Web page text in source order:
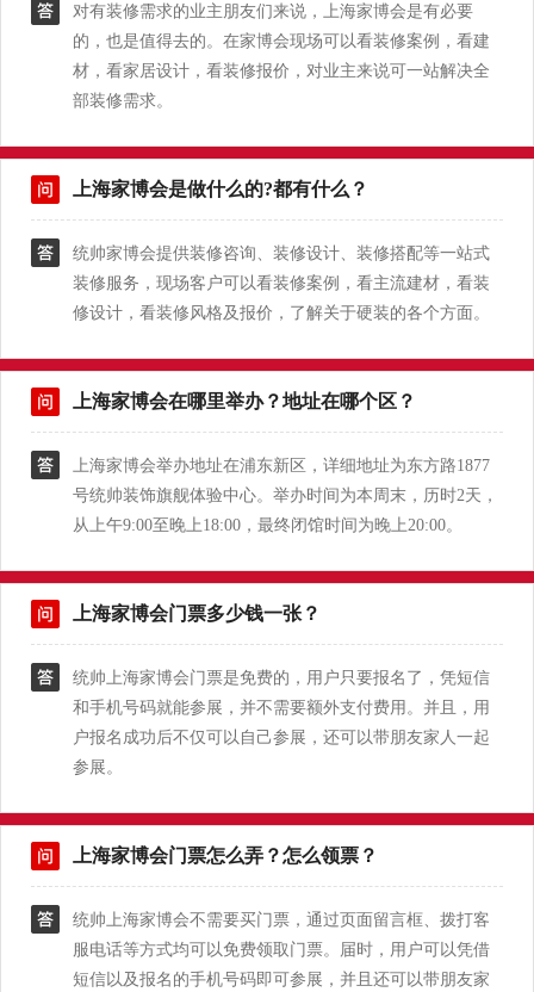
对有装修需求的业主朋友们来说，上海家博会是有必要
的，也是值得去的。在家博会现场可以看装修案例，看建
材，看家居设计，看装修报价，对业主来说可一站解决全
部装修需求。
上海家博会是做什么的?都有什么？
统帅家博会提供装修咨询、装修设计、装修搭配等一站式
装修服务，现场客户可以看装修案例，看主流建材，看装
修设计，看装修风格及报价，了解关于硬装的各个方面。
上海家博会在哪里举办？地址在哪个区？
上海家博会举办地址在浦东新区，详细地址为东方路1877
号统帅装饰旗舰体验中心。举办时间为本周末，历时2天，
从上午9:00至晚上18:00，最终闭馆时间为晚上20:00。
上海家博会门票多少钱一张？
统帅上海家博会门票是免费的，用户只要报名了，凭短信
和手机号码就能参展，并不需要额外支付费用。并且，用
户报名成功后不仅可以自己参展，还可以带朋友家人一起
参展。
上海家博会门票怎么弄？怎么领票？
统帅上海家博会不需要买门票，通过页面留言框、拨打客
服电话等方式均可以免费领取门票。届时，用户可以凭借
短信以及报名的手机号码即可参展，并且还可以带朋友家